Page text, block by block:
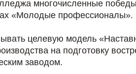
многочисленные
«Молодые профессионалы».
целевую модель
на подготовку
заводом.